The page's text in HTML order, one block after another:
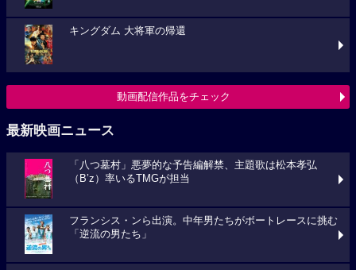
キングダム 大将軍の帰還
動画配信作品をチェック
最新映画ニュース
「八つ墓村」悪夢的な予告編解禁、主題歌は松本孝弘
（B’z）率いるTMGが担当
フランシス・ンら出演。中年男たちがボートレースに挑む
「逆流の男たち」